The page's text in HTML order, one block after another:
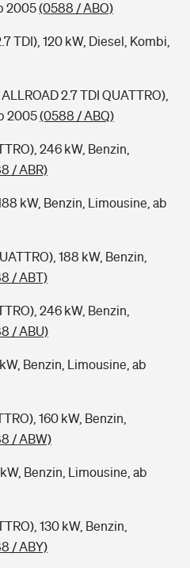
2005(0588 / ABO)
TDI), 120 kW, Diesel, Kombi,
2.7 TDI QUATTRO),
2005(0588 / ABQ)
246 kW, Benzin,
/ ABR)
kW, Benzin, Limousine, ab
188 kW, Benzin,
/ ABT)
246 kW, Benzin,
/ ABU)
Benzin, Limousine, ab
160 kW, Benzin,
/ ABW)
Benzin, Limousine, ab
130 kW, Benzin,
/ ABY)